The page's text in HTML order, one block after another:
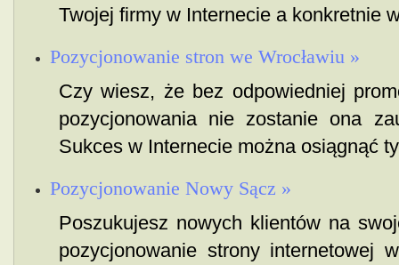
Twojej firmy w Internecie a konkretnie
Pozycjonowanie stron we Wrocławiu »
Czy wiesz, że bez odpowiedniej
pozycjonowania nie zostanie ona
Sukces w Internecie można osiągnąć
Pozycjonowanie Nowy Sącz »
Poszukujesz nowych klientów na
pozycjonowanie strony internetowej